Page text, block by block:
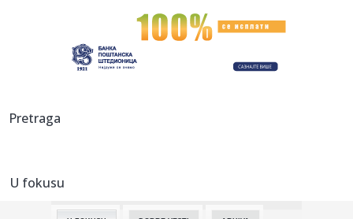
VIDEO Četvrti dan borbe protiv vatrene stihije u
19:05:"Srbija nikada više neće ćutati!" Milićević poslao snažnu p...
već na s...
19:02:
Pretraga
U fokusu